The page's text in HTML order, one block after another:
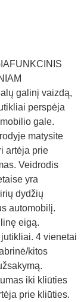
galinį vaizdą,
perspėja
gale.
matysite
artėja prie
Veidrodis
yra
dydžių
automobilį.
eigą.
4 vienetai
kitos
iki kliūties
prie kliūties.